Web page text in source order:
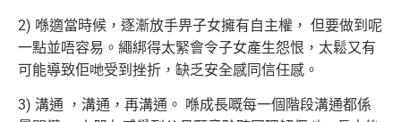
2) 喺適當時候，逐漸放手畀子女擁有自主權， 但要做到呢
一點並唔容易。繩綁得太緊會令子女產生怨恨，太鬆又有
可能導致佢哋受到挫折，缺乏安全感同信任感。
3) 溝通 ，溝通，再溝通。 喺成長嘅每一個階段溝通都係